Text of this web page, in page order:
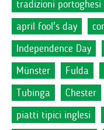
tradizioni portoghesi
april fool's day
Independence Day
Münster
Fulda
Tubinga
Chester
piatti tipici inglesi